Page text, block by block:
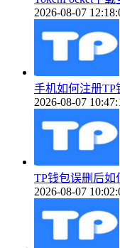
2026-08-07
手机如何注册TP
2026-08-07
TP钱包误删后如
2026-08-07